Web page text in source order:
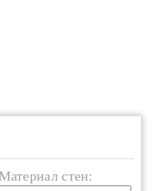
Материал стен: